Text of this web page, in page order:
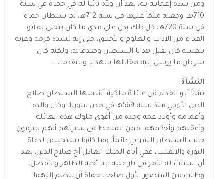
ومن شدة إعجابـه بـه، بعد أن ولاّه نائباً له في حمـاة في سـنة
710هـ، وجعله ملكاً عليها في سنة 712هـ، ثم سلطان حماة
في سنة 720هـ، كل ذلك يدل على مدى ما كان يتحلى به أبو
الفداء من الآداب والعلوم والأخلاق، حتى إنه لشدة كرمه وعزته
بنفسه كان يقبل هدايا السلطان وصدقاته، ولكنه كان
سرعان ما يرسل إليه مقابلها بالهدايا والتقدمات.
النشأة
نشـأ أبـو الفداء في عائلـة ملكية أسّسها السـلطان صلاح
الدين الأيوبي منذ سـنة 569هـ في مدن سوريا، وكان والده
وأعمامه وأولاد عمه وجده من أقوى ملوك هذه العائلة
وأعقلهم وأحكمهم. فمن الملاحظ في سيرتهم أنهم يلتزمون
جانب السلطان الشرعي دائماً، وما كانوا يستجيبون لدعاة
الثورة والانقلاب، ففي أيام الملك العادل أخ صلاح الدين، بعد
أن استتبَّ له الأمر في ثار عليه ابنا أخيه الظاهر والأفضل،
وطلب من المنصور الأول صاحب حماة أن ينضم إليهما